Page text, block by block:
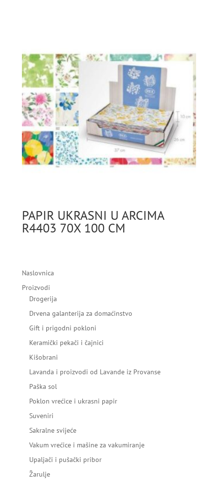
PAPIR UKRASNI U ARCIMA
R4403 70X 100 CM
Naslovnica
Proizvodi
Drogerija
Drvena galanterija za domaćinstvo
Gift i prigodni pokloni
Keramički pekači i čajnici
Kišobrani
Lavanda i proizvodi od Lavande iz Provanse
Paška sol
Poklon vrećice i ukrasni papir
Suveniri
Sakralne svijeće
Vakum vrećice i mašine za vakumiranje
Upaljači i pušački pribor
Žarulje